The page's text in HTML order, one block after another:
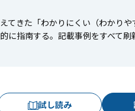
てきた「わかりにくい（わかりや
に指南する。記載事例をすべて刷
試し読み